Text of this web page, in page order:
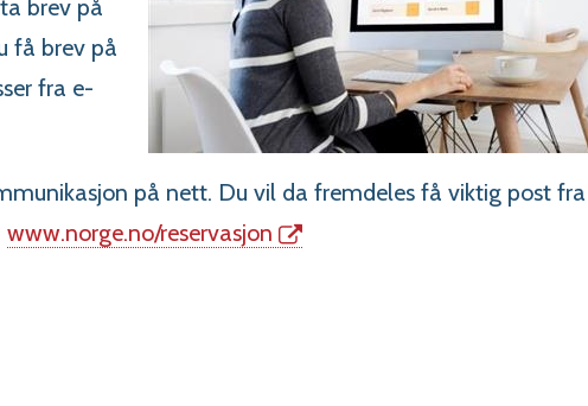
brev på
få brev på
fra e-
på nett. Du vil da fremdeles få viktig post fra
www.norge.no/reservasjon